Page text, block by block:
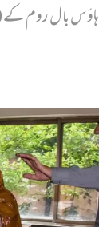
ہاؤس بال روم کے 400 ملین ڈالر کے منصوبے کو روک دیا...